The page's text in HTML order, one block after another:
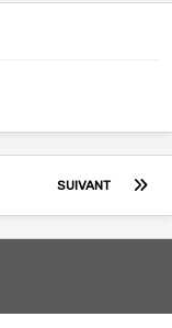
SUIVANT